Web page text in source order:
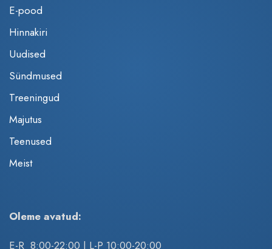
E-pood
Hinnakiri
Uudised
Sündmused
Treeningud
Majutus
Teenused
Meist
Oleme avatud:
E-R 8:00-22:00 | L-P 10:00-20:00